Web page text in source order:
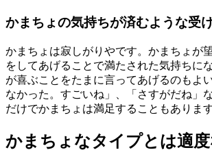
かまちょの気持ちが済むような受
かまちょは寂しがりやです。かまちょが
をしてあげることで満たされた気持ちに
が喜ぶことをたまに言ってあげるのもよ
なかった。すごいね」、「さすがだね」
だけでかまちょは満足することもあります
かまちょなタイプとは適